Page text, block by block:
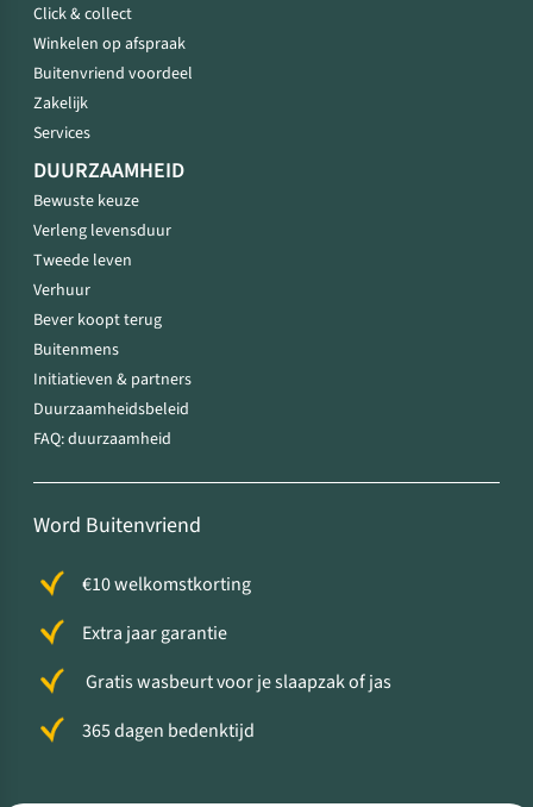
Click & collect
Winkelen op afspraak
Buitenvriend voordeel
Zakelijk
Services
DUURZAAMHEID
Bewuste keuze
Verleng levensduur
Tweede leven
Verhuur
Bever koopt terug
Buitenmens
Initiatieven & partners
Duurzaamheidsbeleid
FAQ: duurzaamheid
Word Buitenvriend
€10 welkomstkorting
Extra jaar garantie
Gratis wasbeurt voor je slaapzak of jas
365 dagen bedenktijd